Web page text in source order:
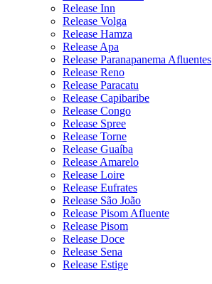
Release Inn
Release Volga
Release Hamza
Release Apa
Release Paranapanema Afluentes
Release Reno
Release Paracatu
Release Capibaribe
Release Congo
Release Spree
Release Torne
Release Guaíba
Release Amarelo
Release Loire
Release Eufrates
Release São João
Release Pisom Afluente
Release Pisom
Release Doce
Release Sena
Release Estige